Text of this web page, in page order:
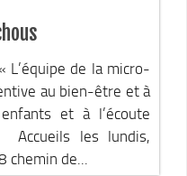
(CEE)
L’équipe de la micro-
au bien-être et à
et à l’écoute
les lundis,
chemin de...